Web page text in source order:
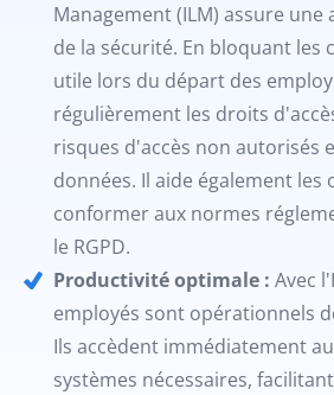
Management (ILM) assure
de la sécurité. En bloquant les
utile lors du départ des
régulièrement les droits
risques d'accès non autorisés
données. Il aide également les
conformer aux normes
le RGPD.
Productivité optimale : Avec
employés sont opérationnels
Ils accèdent immédiatement
systèmes nécessaires,